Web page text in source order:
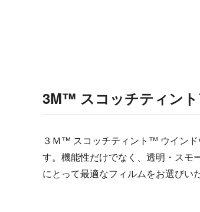
3M™ スコッチティン
３Ｍ™ スコッチティント™ ウインド
す。機能性だけでなく、透明・スモ
にとって最適なフィルムをお選びい